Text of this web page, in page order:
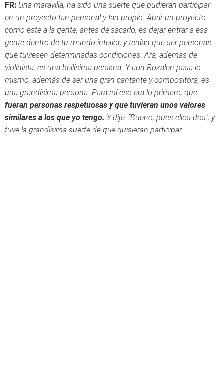
FR: Una maravilla, ha sido una suerte que pudieran participar
en un proyecto tan personal y tan propio. Abrir un proyecto
como este a la gente, antes de sacarlo, es dejar entrar a esa
gente dentro de tu mundo interior, y tenían que ser personas
que tuviesen determinadas condiciones. Ara, ademas de
violinista, es una bellísima persona. Y con Rozalen pasa lo
mismo, además de ser una gran cantante y compositora, es
una grandísima persona. Para mí eso era lo primero, que
fueran personas respetuosas y que tuvieran unos valores
similares a los que yo tengo. Y dije: "Bueno, pues ellos dos", y
tuve la grandísima suerte de que quisieran participar.